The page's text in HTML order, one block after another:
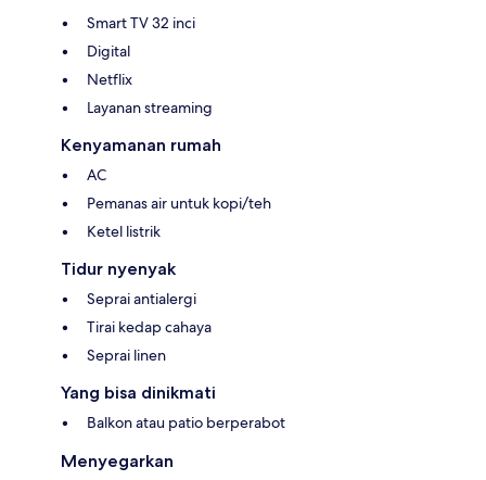
Smart TV 32 inci
Digital
Netflix
Layanan streaming
Kenyamanan rumah
AC
Pemanas air untuk kopi/teh
Ketel listrik
Tidur nyenyak
Seprai antialergi
Tirai kedap cahaya
Seprai linen
Yang bisa dinikmati
Balkon atau patio berperabot
Menyegarkan